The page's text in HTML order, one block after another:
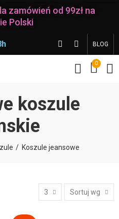
zamówień od 99zł na
Polski
BLOG
0
koszule
Koszule jeansowe
3 Sortuj wg